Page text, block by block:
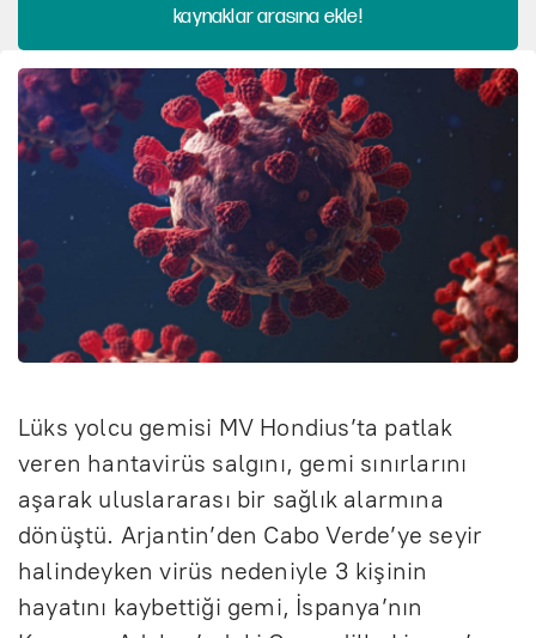
kaynaklar arasına ekle!
Lüks yolcu gemisi MV Hondius’ta patlak
veren hantavirüs salgını, gemi sınırlarını
aşarak uluslararası bir sağlık alarmına
dönüştü. Arjantin’den Cabo Verde’ye seyir
halindeyken virüs nedeniyle 3 kişinin
hayatını kaybettiği gemi, İspanya’nın